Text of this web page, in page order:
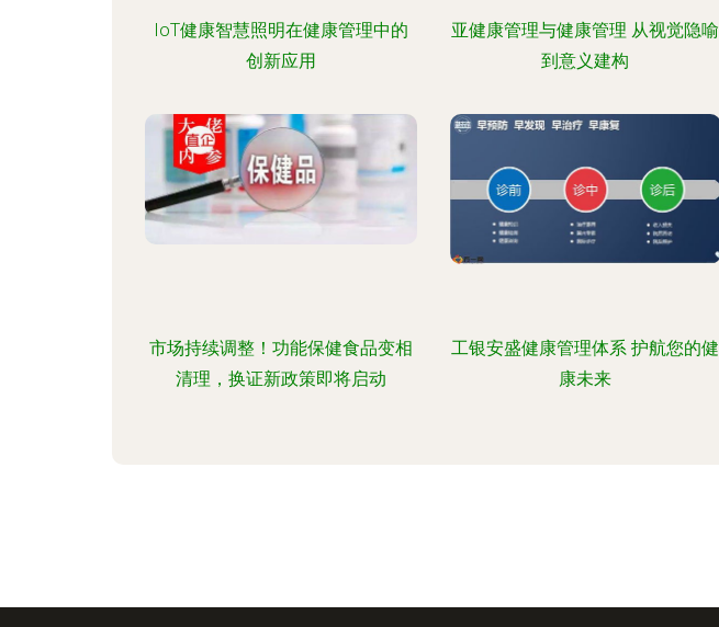
IoT健康智慧照明在健康管理中的
创新应用
亚健康管理与健康管理 从视觉隐喻
到意义建构
市场持续调整！功能保健食品变相
清理，换证新政策即将启动
工银安盛健康管理体系 护航您的健
康未来